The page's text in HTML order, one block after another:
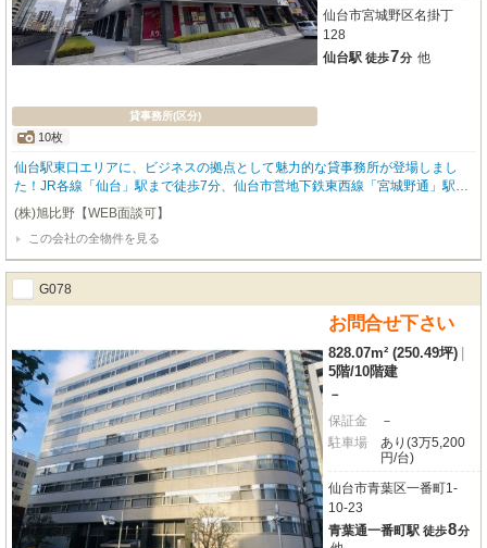
貸事務所(区分)
10枚
仙台市宮城野区名掛丁
128
仙台駅 徒歩7分 他
仙台駅東口エリアに、ビジネスの拠点として魅力的な貸事務所が登場しまし
た！JR各線「仙台」駅まで徒歩7分、仙台市営地下鉄東西線「宮城野通」駅も
徒歩9分と、複数路線が利用できるアクセス良好な立地です。広々とした専有
面積760.67m²を誇り、（135.3坪、94.8坪に分割相談可）OAフロアや個別空
調、照明器具完備で快適なオフィス環境を実現。エレベーターや共用部の男女
別トイレも整っています。開閉時間平日（土曜日含） 7：00～20：00 天井
高2800ｍｍ 駐車場空1台（機械式ハイルーフ対応）周辺にはコンビニ、スー
パー、銀行、郵便局、ショッピングセンターなどが揃い、日々の業務や生活に
も大変便利です。この機会に、貴社のビジネスを加速させる拠点として、ぜひ
ご検討ください。お問い合わせをお待ちしております。
(株)旭比野【WEB面談可】
この会社の全物件を見る
G078
お問合せ下さい
828.07m² (250.49坪)
5階/10階建
－
保証金
－
駐車場
あり(3万5,200
円/台)
仙台市青葉区一番町1-
10-23
青葉通一番町駅 徒歩8分